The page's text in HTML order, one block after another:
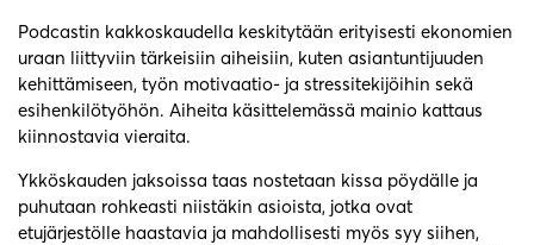
Podcastin kakkoskaudella keskitytään erityisesti ekonomien
uraan liittyviin tärkeisiin aiheisiin, kuten asiantuntijuuden
kehittämiseen, työn motivaatio- ja stressitekijöihin sekä
esihenkilötyöhön. Aiheita käsittelemässä mainio kattaus
kiinnostavia vieraita.
Ykköskauden jaksoissa taas nostetaan kissa pöydälle ja
puhutaan rohkeasti niistäkin asioista, jotka ovat
etujärjestölle haastavia ja mahdollisesti myös syy siihen,